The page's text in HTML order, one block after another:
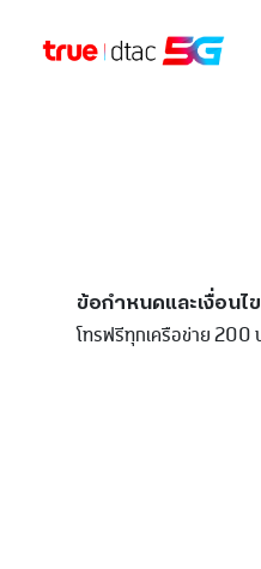
ข้อกำหนดและเงื่อนไข
โทรฟรีทุกเครือข่าย 200